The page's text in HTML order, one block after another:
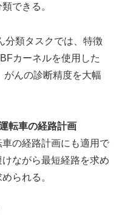
できる。
分類タスクでは、特徴
カーネルを使用した
がんの診断精度を大幅
転車の経路計画
の経路計画にも適用で
ながら最短経路を求め
られる。